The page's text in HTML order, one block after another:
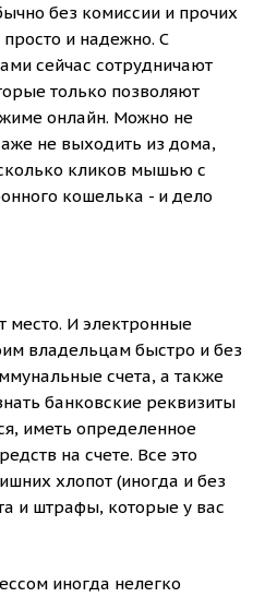
без комиссии и прочих
и надежно. С
сейчас сотрудничают
только позволяют
онлайн. Можно не
не выходить из дома,
кликов мышью с
кошелька - и дело
место. И электронные
владельцам быстро и без
счета, а также
банковские реквизиты
иметь определенное
на счете. Все это
хлопот (иногда и без
и штрафы, которые у вас
иногда нелегко